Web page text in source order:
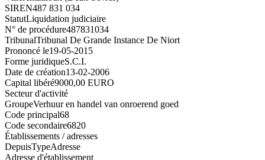
SIREN487 831 034
StatutLiquidation judiciaire
N° de procédure487831034
TribunalTribunal De Grande Instance De Niort
Prononcé le19-05-2015
Forme juridiqueS.C.I.
Date de création13-02-2006
Capital libéré9000,00 EURO
Secteur d'activité
GroupeVerhuur en handel van onroerend goed
Code principal68
Code secondaire6820
Établissements / adresses
DepuisTypeAdresse
Adresse d'établissement